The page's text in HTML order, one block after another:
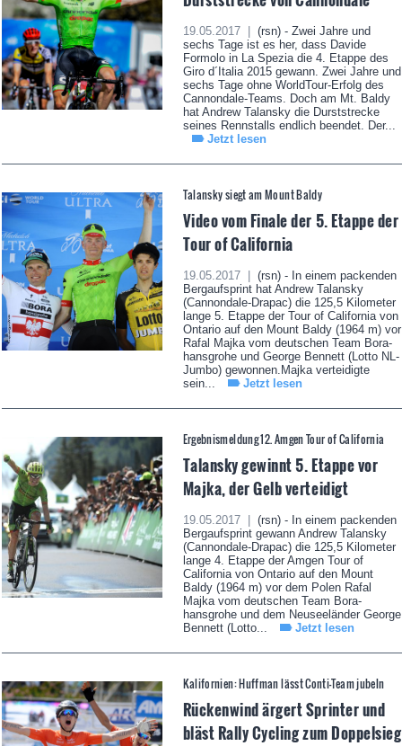
19.05.2017 |
(rsn) - Zwei Jahre und
sechs Tage ist es her, dass Davide
Formolo in La Spezia die 4. Etappe des
Giro d´Italia 2015 gewann. Zwei Jahre und
sechs Tage ohne WorldTour-Erfolg des
Cannondale-Teams. Doch am Mt. Baldy
hat Andrew Talansky die Durststrecke
seines Rennstalls endlich beendet. Der...
Jetzt lesen
Talansky siegt am Mount Baldy
Video vom Finale der 5. Etappe der
Tour of California
19.05.2017 |
(rsn) - In einem packenden
Bergaufsprint hat Andrew Talansky
(Cannondale-Drapac) die 125,5 Kilometer
lange 5. Etappe der Tour of California von
Ontario auf den Mount Baldy (1964 m) vor
Rafal Majka vom deutschen Team Bora-
hansgrohe und George Bennett (Lotto NL-
Jumbo) gewonnen.Majka verteidigte
sein...
Jetzt lesen
Ergebnismeldung 12. Amgen Tour of California
Talansky gewinnt 5. Etappe vor
Majka, der Gelb verteidigt
19.05.2017 |
(rsn) - In einem packenden
Bergaufsprint gewann Andrew Talansky
(Cannondale-Drapac) die 125,5 Kilometer
lange 4. Etappe der Amgen Tour of
California von Ontario auf den Mount
Baldy (1964 m) vor dem Polen Rafal
Majka vom deutschen Team Bora-
hansgrohe und dem Neuseeländer George
Bennett (Lotto...
Jetzt lesen
Kalifornien: Huffman lässt Conti-Team jubeln
Rückenwind ärgert Sprinter und
bläst Rally Cycling zum Doppelsieg